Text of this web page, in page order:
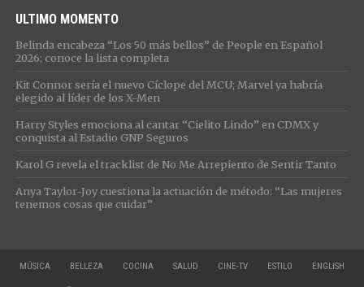
ULTIMO MOMENTO
Belinda encabeza “Los 50 más bellos” de People en Español
2026; conoce la lista completa
Kit Connor sería el nuevo Cíclope del MCU; Marvel ya habría
elegido al líder de los X-Men
Harry Styles emociona al cantar “Cielito Lindo” en CDMX y
conquista al Estadio GNP Seguros
Karol G revela el tracklist de No Me Arrepiento de Sentir Tanto
Anya Taylor-Joy cuestiona la actuación de método: “Las mujeres
tenemos cosas que cuidar”
MÚSICA BELLEZA COCINA SALUD CINE-TV ESTILO ENGLISH